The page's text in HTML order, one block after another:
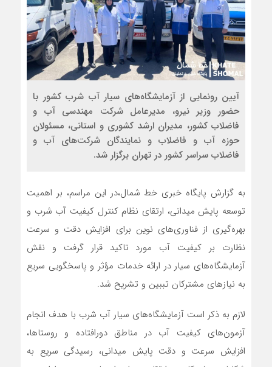
آیین رونمایی از آزمایشگاه‌های سیار آب شرب کشور با
حضور وزیر نیرو، مدیرعامل شرکت مهندسی آب و
فاضلاب کشور، مدیران ارشد کشوری و استانی، مسئولان
حوزه آب و فاضلاب و نمایندگان شرکت‌های آب و
فاضلاب سراسر کشور در تهران برگزار شد.
به گزارش پایگاه خبری خط شمال،در این مراسم، بر اهمیت
توسعه پایش میدانی، ارتقای نظام کنترل کیفیت آب شرب و
بهره‌گیری از فناوری‌های نوین برای افزایش دقت و سرعت
نظارت بر کیفیت آب مورد تاکید قرار گرفت و نقش
آزمایشگاه‌های سیار در ارائه خدمات مؤثر و پاسخگویی سریع
به نیازهای مشترکان تببین و تشریح شد.
لازم به ذکر است آزمایشگاه‌های سیار آب شرب با هدف انجام
آزمون‌های کیفیت آب در مناطق دورافتاده و روستاها،
افزایش سرعت و دقت پایش میدانی، رسیدگی سریع به